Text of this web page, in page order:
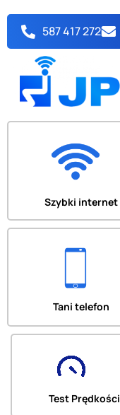
treści
587 417 272
Szybki internet
Tani telefon
Test Prędkości